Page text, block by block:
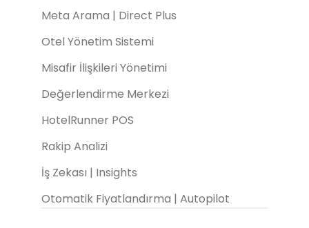
Meta Arama | Direct Plus
Otel Yönetim Sistemi
Misafir İlişkileri Yönetimi
Değerlendirme Merkezi
HotelRunner POS
Rakip Analizi
İş Zekası | Insights
Otomatik Fiyatlandırma | Autopilot